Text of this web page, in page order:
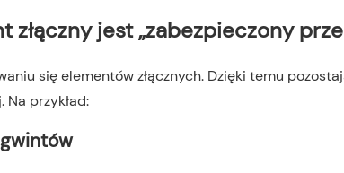
złączny jest „zabezpieczony
się elementów złącznych. Dzięki temu
przykład: